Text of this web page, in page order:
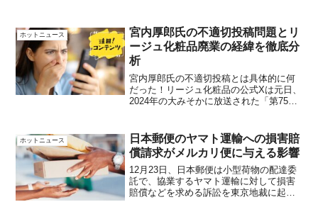
ホットニュース
宮内厚郎氏の不適切投稿問題とリ
ージュ化粧品廃業の経緯を徹底分
析
宮内厚郎氏の不適切投稿とは具体的に何
だった！リージュ化粧品の公式Xは元日、
2024年の大みそかに放送された「第75回
て、称賛するユーザーのコメントを引用
し、以...
ホットニュース
日本郵便のヤマト運輸への損害賠
償請求がメルカリ便に与える影響
12月23日、日本郵便は小型荷物の配達委
託で、協業するヤマト運輸に対して損害
賠償などを求める訴訟を東京地裁に起こ